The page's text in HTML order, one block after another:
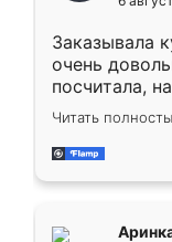
мебели буду
Заказывала
очень
посчитала,
Замерщик
делу со
за день,
Читать